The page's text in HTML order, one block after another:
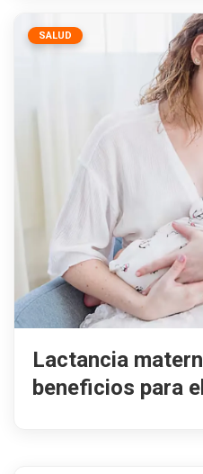
SALUD
Lactancia
beneficios para